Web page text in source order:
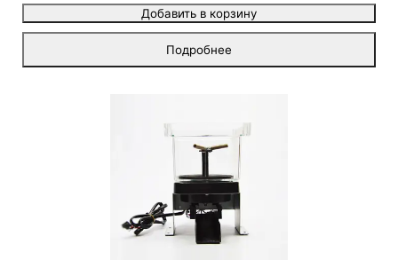
Добавить в корзину
Подробнее